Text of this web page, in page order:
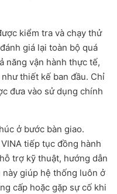
kiểm tra và chạy thử
giá lại toàn bộ quá
năng vận hành thực tế,
thiết kế ban đầu. Chỉ
đưa vào sử dụng chính
ở bước bàn giao.
tiếp tục đồng hành
trợ kỹ thuật, hướng dẫn
giúp hệ thống luôn ở
cấp hoặc gặp sự cố khi